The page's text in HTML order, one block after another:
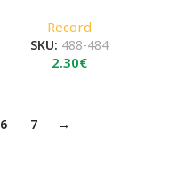
Record
SKU: 488-484
2.30€
6 7 →